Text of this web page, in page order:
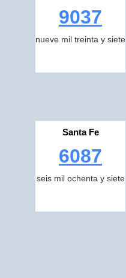
9037
nueve mil treinta y siete
Santa Fe
6087
seis mil ochenta y siete